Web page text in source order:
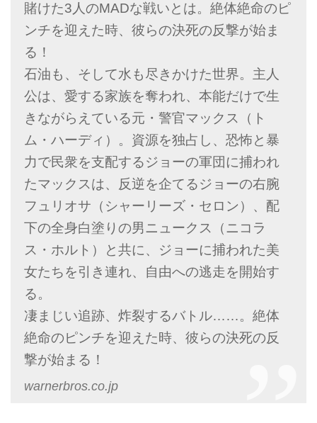
賭けた3人のMADな戦いとは。絶体絶命のピ
ンチを迎えた時、彼らの決死の反撃が始ま
る！
石油も、そして水も尽きかけた世界。主人
公は、愛する家族を奪われ、本能だけで生
きながらえている元・警官マックス（ト
ム・ハーディ）。資源を独占し、恐怖と暴
力で民衆を支配するジョーの軍団に捕われ
たマックスは、反逆を企てるジョーの右腕
フュリオサ（シャーリーズ・セロン）、配
下の全身白塗りの男ニュークス（ニコラ
ス・ホルト）と共に、ジョーに捕われた美
女たちを引き連れ、自由への逃走を開始す
る。
凄まじい追跡、炸裂するバトル……。絶体
絶命のピンチを迎えた時、彼らの決死の反
撃が始まる！
warnerbros.co.jp